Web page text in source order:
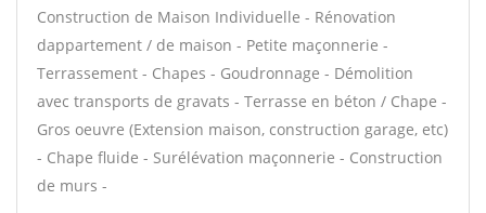
Construction de Maison Individuelle - Rénovation
dappartement / de maison - Petite maçonnerie -
Terrassement - Chapes - Goudronnage - Démolition
avec transports de gravats - Terrasse en béton / Chape -
Gros oeuvre (Extension maison, construction garage, etc)
- Chape fluide - Surélévation maçonnerie - Construction
de murs -